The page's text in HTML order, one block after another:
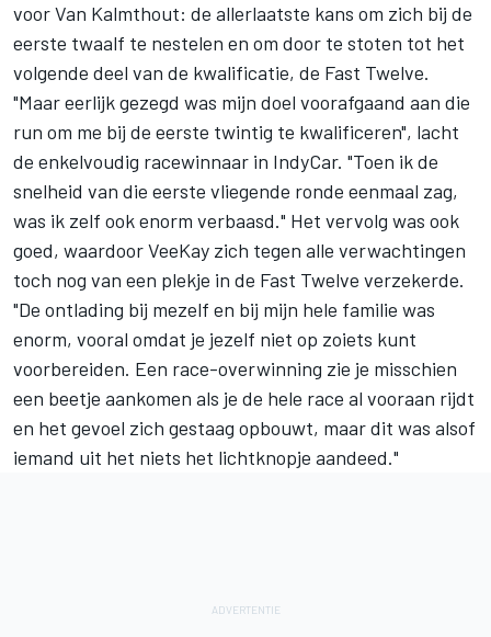
voor Van Kalmthout: de allerlaatste kans om zich bij de
eerste twaalf te nestelen en om door te stoten tot het
volgende deel van de kwalificatie, de Fast Twelve.
"Maar eerlijk gezegd was mijn doel voorafgaand aan die
run om me bij de eerste twintig te kwalificeren", lacht
de enkelvoudig racewinnaar in IndyCar. "Toen ik de
snelheid van die eerste vliegende ronde eenmaal zag,
was ik zelf ook enorm verbaasd." Het vervolg was ook
goed, waardoor VeeKay zich tegen alle verwachtingen
toch nog van een plekje in de Fast Twelve verzekerde.
"De ontlading bij mezelf en bij mijn hele familie was
enorm, vooral omdat je jezelf niet op zoiets kunt
voorbereiden. Een race-overwinning zie je misschien
een beetje aankomen als je de hele race al vooraan rijdt
en het gevoel zich gestaag opbouwt, maar dit was alsof
iemand uit het niets het lichtknopje aandeed."